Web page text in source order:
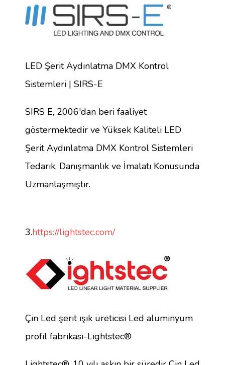
LED Şerit Aydınlatma DMX Kontrol
Sistemleri | SIRS-E
SIRS E, 2006'dan beri faaliyet
göstermektedir ve Yüksek Kaliteli LED
Şerit Aydınlatma DMX Kontrol Sistemleri
Tedarik, Danışmanlık ve İmalatı Konusunda
Uzmanlaşmıştır.
3.https://lightstec.com/
Çin Led şerit ışık üreticisi Led alüminyum
profil fabrikası-Lightstec®